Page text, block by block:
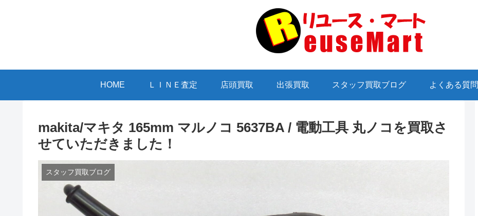
HOME ＬＩＮＥ査定 店頭買取 出張買取 スタッフ買取ブログ よくある質問
makita/マキタ 165mm マルノコ 5637BA / 電動工具 丸ノコを買取さ
せていただきました！
スタッフ買取ブログ